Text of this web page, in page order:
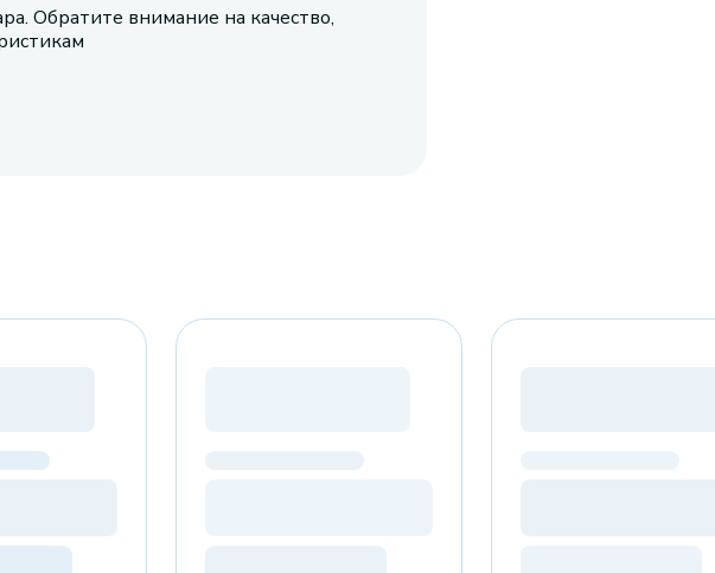
Обратите внимание на качество,